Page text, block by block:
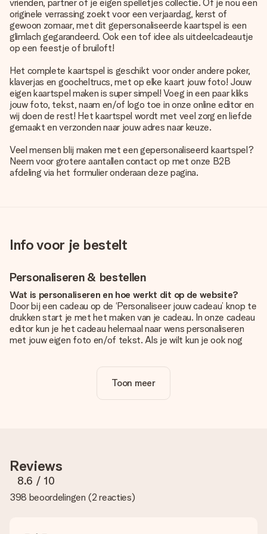
vrienden, partner of je eigen spelletjes collectie. Of je nou een
originele verrassing zoekt voor een verjaardag, kerst of
gewoon zomaar, met dit gepersonaliseerde kaartspel is een
glimlach gegarandeerd. Ook een tof idee als uitdeelcadeautje
op een feestje of bruiloft!
Het complete kaartspel is geschikt voor onder andere poker,
klaverjas en goocheltrucs, met op elke kaart jouw foto! Jouw
eigen kaartspel maken is super simpel! Voeg in een paar kliks
jouw foto, tekst, naam en/of logo toe in onze online editor en
wij doen de rest! Het kaartspel wordt met veel zorg en liefde
gemaakt en verzonden naar jouw adres naar keuze.
Veel mensen blij maken met een gepersonaliseerd kaartspel?
Neem voor grotere aantallen contact op met onze B2B
afdeling via het formulier onderaan deze pagina.
Info voor je bestelt
Personaliseren & bestellen
Wat is personaliseren en hoe werkt dit op de website?
Door bij een cadeau op de ‘Personaliseer jouw cadeau’ knop te
drukken start je met het maken van je cadeau. In onze cadeau
editor kun je het cadeau helemaal naar wens personaliseren
met jouw eigen foto en/of tekst. Als je wilt kun je ook nog
Is personalisatie in de prijs inbegrepen?
De prijs die op de website wordt getoond is inclusief de
te gebruiken. Als je niet zeker bent over de kwaliteit van je
foto, neem dan contact op met onze klantenservice en stuur
je foto mee met het cadeau dat je wilt bestellen. Zij kunnen
de kwaliteit dan voor je controleren!
Toon meer
Reviews
8.6 / 10
398 beoordelingen (2 reacties)